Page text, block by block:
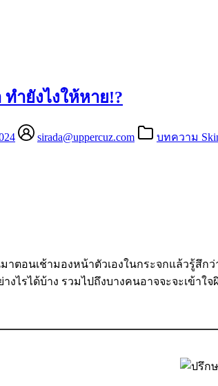
ำยังไงให้หาย!?
sirada@uppercuz.com บทความ
งหน้าตัวเองในกระจกแล้วรู้สึกว่า ทำไ
งไรได้บ้าง รวมไปถึงบางคนอาจจะจะเข้า